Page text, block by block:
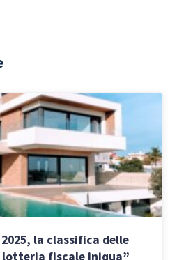
la classifica delle
fiscale iniqua”